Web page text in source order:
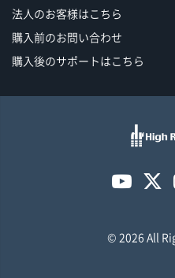
© 2026 All
法人のお客様はこちら
購入前のお問い合わせ
購入後のサポートはこちら